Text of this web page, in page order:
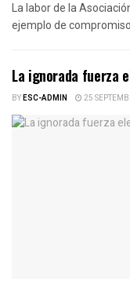
La labor de la
ejemplo de
La ignorada fuerza
BYESC-ADMIN 25